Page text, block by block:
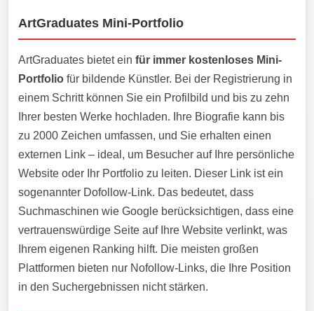
ArtGraduates Mini-Portfolio
ArtGraduates bietet ein für immer kostenloses Mini-
Portfolio für bildende Künstler. Bei der Registrierung in
einem Schritt können Sie ein Profilbild und bis zu zehn
Ihrer besten Werke hochladen. Ihre Biografie kann bis
zu 2000 Zeichen umfassen, und Sie erhalten einen
externen Link – ideal, um Besucher auf Ihre persönliche
Website oder Ihr Portfolio zu leiten. Dieser Link ist ein
sogenannter Dofollow-Link. Das bedeutet, dass
Suchmaschinen wie Google berücksichtigen, dass eine
vertrauenswürdige Seite auf Ihre Website verlinkt, was
Ihrem eigenen Ranking hilft. Die meisten großen
Plattformen bieten nur Nofollow-Links, die Ihre Position
in den Suchergebnissen nicht stärken.